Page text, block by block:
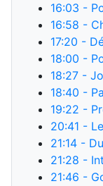
16:03 -
16:58 -
17:20 -
18:00 -
18:27 -
18:40 -
19:22 -
20:41 -
21:14 -
21:28 -
21:46 -